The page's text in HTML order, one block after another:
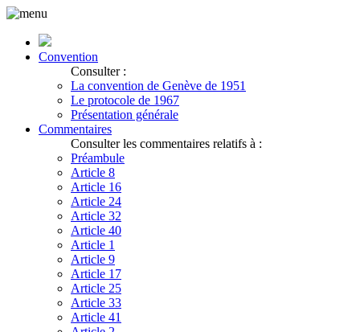
Convention
Consulter :
La convention de Genève de 1951
Le protocole de 1967
Présentation générale
Commentaires
Consulter les commentaires relatifs à :
Préambule
Article 8
Article 16
Article 24
Article 32
Article 40
Article 1
Article 9
Article 17
Article 25
Article 33
Article 41